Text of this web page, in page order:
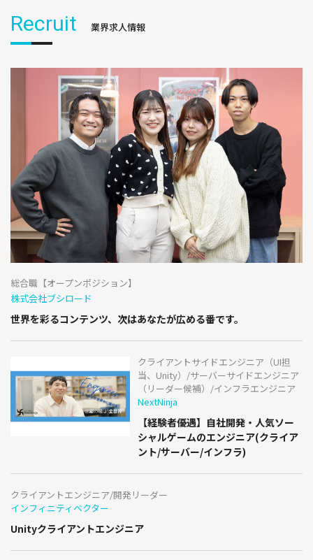
Recruit 業界求人情報
総合職【オープンポジション】
株式会社ブシロード
世界を彩るコンテンツ、次はあなたが広める番です。
クライアントサイドエンジニア（UI担
当、Unity）/サーバーサイドエンジニア
（リーダー候補）/インフラエンジニア
NextNinja
【経験者優遇】自社開発・人気ソー
シャルゲームのエンジニア(クライア
ント/サーバー/インフラ)
クライアントエンジニア/開発リーダー
インフィニティベクター
Unityクライアントエンジニア